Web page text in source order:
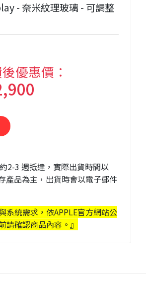
- 奈米紋理玻璃 - 可調整
優惠價：
2-3 週抵達 ，實際出貨時間以
產品為主，出貨時會以電子郵件
系統需求，依APPLE官方網站公
請確認商品內容。』